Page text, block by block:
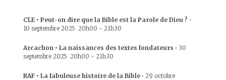
CLE • Peut-on dire que la Bible est la Parole de Dieu ? •
10 septembre 2025 20h00 - 21h30
Arcachon • La naissances des textes fondateurs • 30
septembre 2025 20h00 - 21h30
RAF • La fabuleuse histoire de la Bible • 29 octobre